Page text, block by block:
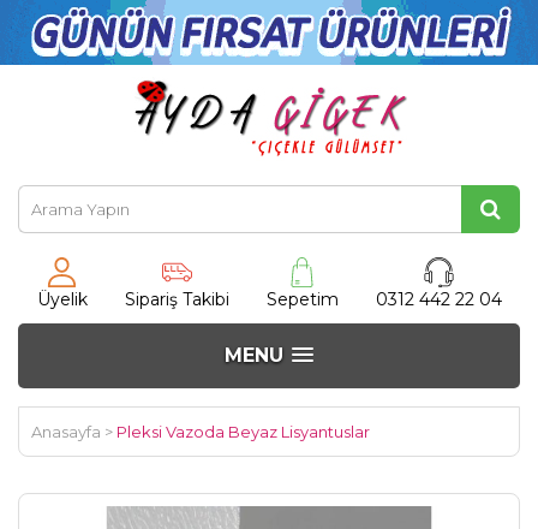
Üyelik Sipariş Takibi Sepetim 0312 442 22 04
MENU
Anasayfa > Pleksi Vazoda Beyaz Lisyantuslar